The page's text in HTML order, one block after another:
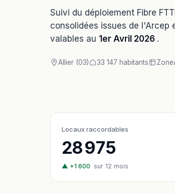
Suivi du déploiement Fibre
consolidées issues de
valables au 1er Avril 2026 .
Allier (03) 33 147 habitants Zone
Locaux raccordables
28 975
▲ +1 600 sur 12 mois